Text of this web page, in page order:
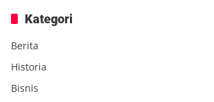
Kategori
Berita
Historia
Bisnis